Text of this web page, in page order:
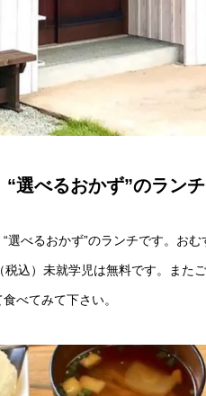
選べるおかず”のランチ
選べるおかず”のランチです。お
込）未就学児は無料です。また
べてみて下さい。